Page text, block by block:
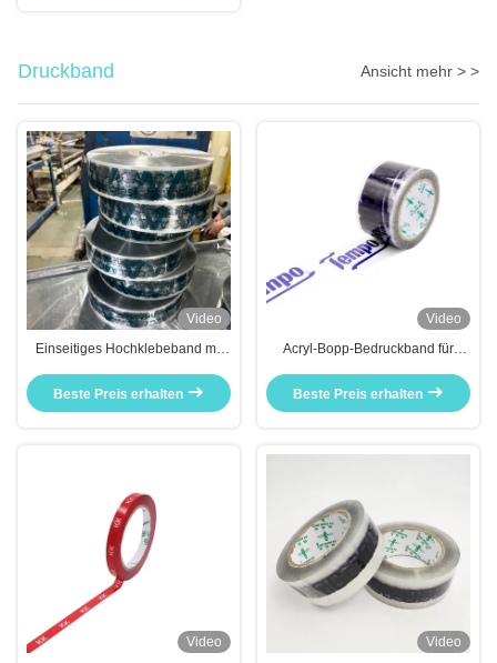
Druckband Ansicht mehr > >
Video
Einseitiges Hochklebeband mit
kundenspezifische Verpackung
Beste Preis erhalten
Video
Acryl-Bopp-Bedruckband für
Beste Preis erhalten
Video
Video